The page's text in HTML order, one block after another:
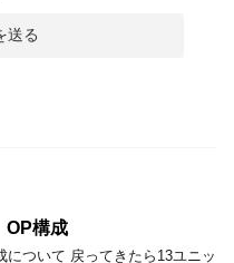
構成
について 戻ってきたら13ユニッ